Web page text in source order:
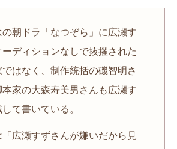
の朝ドラ「なつぞら」に広瀬す
ディションなしで抜擢された
はなく、制作統括の磯智明さ
本家の大森寿美男さんも広瀬す
て書いている。
広瀬すずさんが嫌いだから見